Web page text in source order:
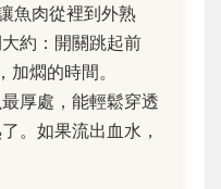
魚肉從裡到外熟
約：開關跳起前
燜的時間。
最厚處，能輕鬆穿透
。如果流出血水，